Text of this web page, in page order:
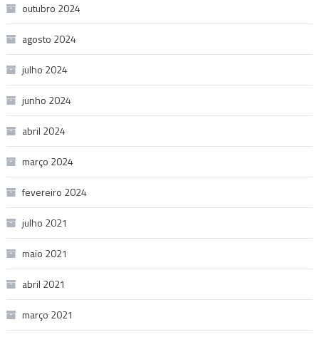
outubro 2024
agosto 2024
julho 2024
junho 2024
abril 2024
março 2024
fevereiro 2024
julho 2021
maio 2021
abril 2021
março 2021